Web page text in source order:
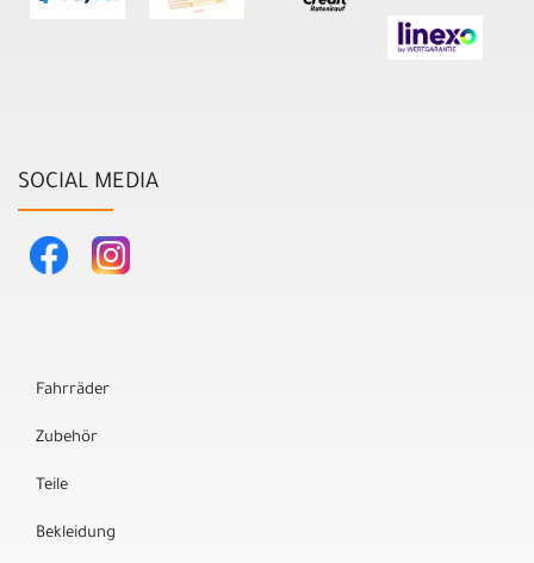
SOCIAL MEDIA
Fahrräder
Zubehör
Teile
Bekleidung